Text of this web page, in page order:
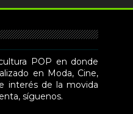
POP en donde
en Moda, Cine,
interés de la movida
síguenos.